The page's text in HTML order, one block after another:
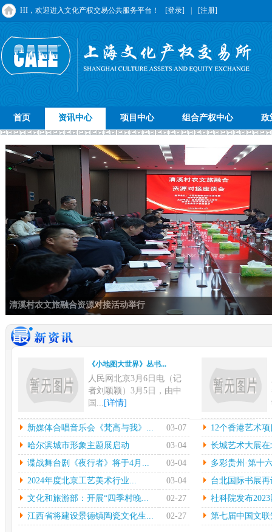
HI，欢迎进入文化产权交易公共服务平台！ [登录] [注册]
首页 资讯中心 项目中心 组合产权中心 政
清溪村农文旅融合资源对接活动举行
《小地图大世界》丛书...
人民网北京3月6日电（记
者刘颖颖）3月5日，由中
国... [详情]
新媒体合唱音乐会《梵...
中新网上海3月6日电在指
挥彼得•迪克斯特拉的率领
下...[详情]
12
本
陈
中
哈尔滨城市形象主题展...
光明日报北京2月27日电
（记者鲁元珍、张斐晔）2
7... [详情]
长
中
莹
[
新媒体合唱音乐会《梵高与我》... 03-07
12个香港艺术
哈尔滨城市形象主题展启动
03-04
长城艺术大展
谍战舞台剧《夜行者》将于4月...
03-04
多彩贵州·第十
2024年度北京工艺美术行业...
03-04
台北国际书展
文化和旅游部：开展“四季村晚...
02-27
社科院发布
江西省将建设景德镇陶瓷文化生...
02-27 第七届中国文